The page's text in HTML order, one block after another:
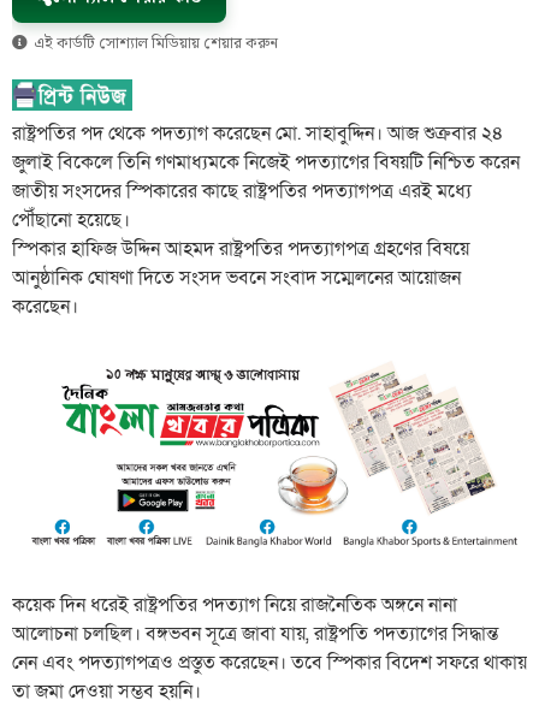
এই কার্ডটি সোশ্যাল মিডিয়ায় শেয়ার করুন
রাষ্ট্রপতির পদ থেকে পদত্যাগ করেছেন মো. সাহাবুদ্দিন। আজ শুক্রবার ২৪
জুলাই বিকেলে তিনি গণমাধ্যমকে নিজেই পদত্যাগের বিষয়টি নিশ্চিত করেন
জাতীয় সংসদের স্পিকারের কাছে রাষ্ট্রপতির পদত্যাগপত্র এরই মধ্যে
পৌঁছানো হয়েছে।
স্পিকার হাফিজ উদ্দিন আহমদ রাষ্ট্রপতির পদত্যাগপত্র গ্রহণের বিষয়ে
আনুষ্ঠানিক ঘোষণা দিতে সংসদ ভবনে সংবাদ সম্মেলনের আয়োজন
করেছেন।
কয়েক দিন ধরেই রাষ্ট্রপতির পদত্যাগ নিয়ে রাজনৈতিক অঙ্গনে নানা
আলোচনা চলছিল। বঙ্গভবন সূত্রে জাবা যায়, রাষ্ট্রপতি পদত্যাগের সিদ্ধান্ত
নেন এবং পদত্যাগপত্রও প্রস্তুত করেছেন। তবে স্পিকার বিদেশ সফরে থাকায়
তা জমা দেওয়া সম্ভব হয়নি।